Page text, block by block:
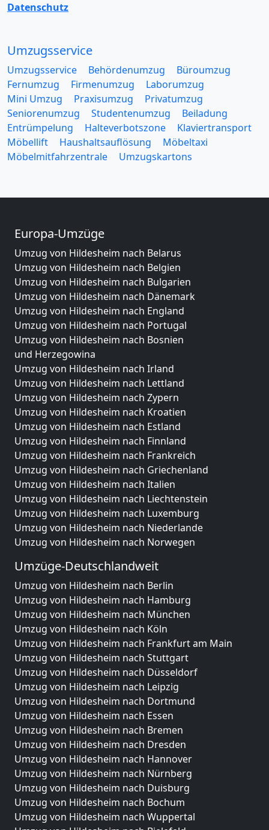
Datenschutz
Umzugsservice
Umzugsservice Behördenumzug
Büroumzug
Fernumzug
Firmenumzug
Laborumzug
Mini Umzug
Praxisumzug
Privatumzug
Seniorenumzug
Studentenumzug
Beiladung
Entrümpelung
Halteverbotszone
Klaviertransport
Möbellift
Haushaltsauflösung
Möbeltaxi
Möbelmitfahrzentrale
Umzugskartons
Europa-Umzüge
Umzug von Hildesheim nach Belarus
Umzug von Hildesheim nach Belgien
Umzug von Hildesheim nach Bulgarien
Umzug von Hildesheim nach Dänemark
Umzug von Hildesheim nach England
Umzug von Hildesheim nach Portugal
Umzug von Hildesheim nach Bosnien
und Herzegowina
Umzug von Hildesheim nach Irland
Umzug von Hildesheim nach Lettland
Umzug von Hildesheim nach Zypern
Umzug von Hildesheim nach Kroatien
Umzug von Hildesheim nach Estland
Umzug von Hildesheim nach Finnland
Umzug von Hildesheim nach Frankreich
Umzug von Hildesheim nach Griechenland
Umzug von Hildesheim nach Italien
Umzug von Hildesheim nach Liechtenstein
Umzug von Hildesheim nach Luxemburg
Umzug von Hildesheim nach Niederlande
Umzug von Hildesheim nach Norwegen
Umzüge-Deutschlandweit
Umzug von Hildesheim nach Berlin
Umzug von Hildesheim nach Hamburg
Umzug von Hildesheim nach München
Umzug von Hildesheim nach Köln
Umzug von Hildesheim nach Frankfurt am Main
Umzug von Hildesheim nach Stuttgart
Umzug von Hildesheim nach Düsseldorf
Umzug von Hildesheim nach Leipzig
Umzug von Hildesheim nach Dortmund
Umzug von Hildesheim nach Essen
Umzug von Hildesheim nach Bremen
Umzug von Hildesheim nach Dresden
Umzug von Hildesheim nach Hannover
Umzug von Hildesheim nach Nürnberg
Umzug von Hildesheim nach Duisburg
Umzug von Hildesheim nach Bochum
Umzug von Hildesheim nach Wuppertal